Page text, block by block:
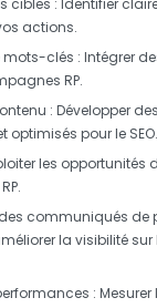
cibles : Identifier
actions.
mots-clés : Intégrer
RP.
: Développer
optimisés pour le SEO.
les opportunités
communiqués de
la visibilité sur
: